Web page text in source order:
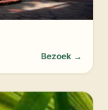
Bezoek →